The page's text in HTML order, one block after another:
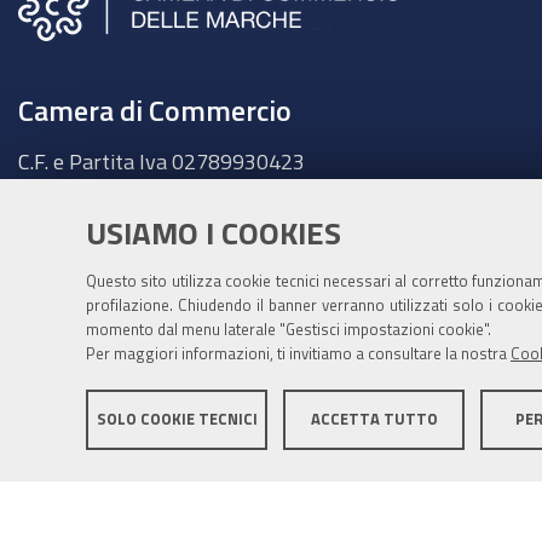
USIAMO I COOKIES
Questo sito utilizza cookie tecnici necessari al corretto
profilazione. Chiudendo il banner verranno utilizzati solo i
momento dal menu laterale "Gestisci impostazioni cookie".
Per maggiori informazioni, ti invitiamo a consultare la nostra
SOLO COOKIE TECNICI ACCETTA TUTTO
Camera di Commercio
C.F. e Partita Iva 02789930423
Ancona - Largo XXIV Maggio, 1 - CAP 60123
Fatt. elettronica - Cod. univoco:UFKY7Z
cciaa@pec.marche.camcom.it